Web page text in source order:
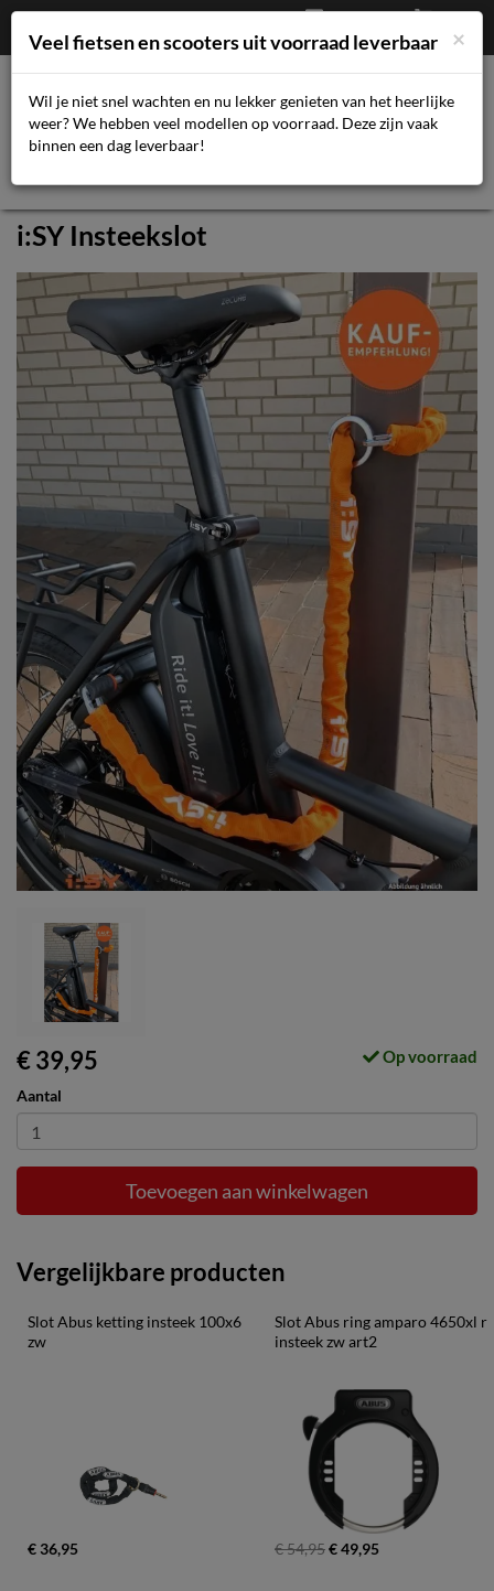
€0,00
Afrekenen
Mijn account
i:SY Insteekslot
€ 39,95 Op voorraad
Aantal
Toevoegen aan winkelwagen
Vergelijkbare producten
Slot Abus ketting insteek 100x6
zw
€ 36,95
Slot Abus ring amparo 4650xl r
insteek zw art2
€ 54,95€ 49,95
×
Veel fietsen en scooters uit voorraad leverbaar
Wil je niet snel wachten en nu lekker genieten van het heerlijke
weer? We hebben veel modellen op voorraad. Deze zijn vaak
binnen een dag leverbaar!